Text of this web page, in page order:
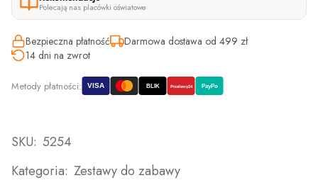
Polecają nas placówki oświatowe
Bezpieczna płatność
Darmowa dostawa od 499 zł
14 dni na zwrot
Metody płatności: VISA BLIK Przelewy24 PayPo
SKU: 5254
Kategoria: Zestawy do zabawy